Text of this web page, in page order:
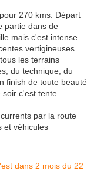
270 kms. Départ
partie dans de
mais c'est intense
vertigineuses...
les terrains
du technique, du
finish de toute beauté
soir c'est tente
par la route
et véhicules